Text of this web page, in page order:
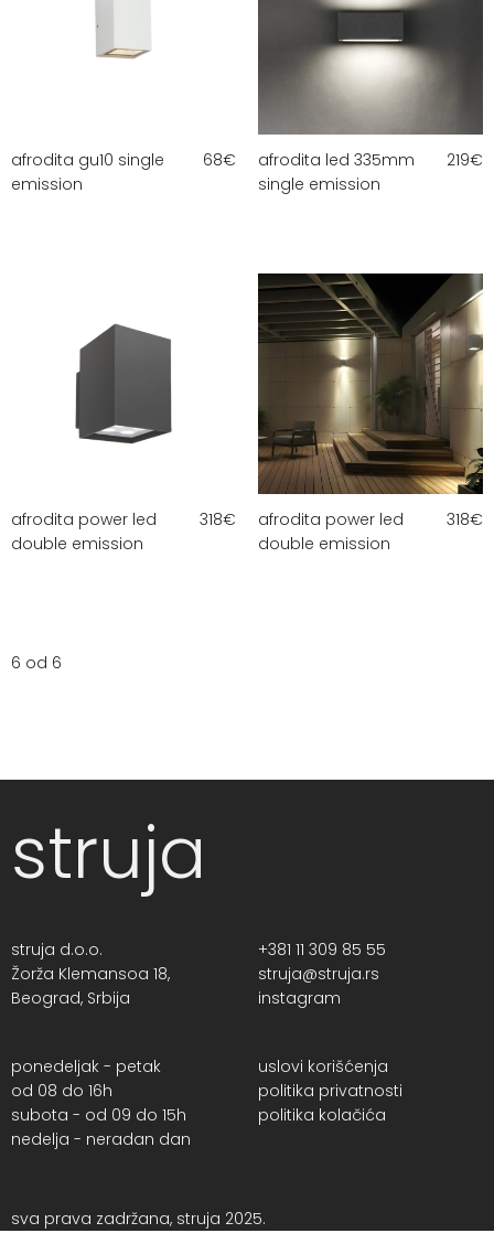
afrodita gu10 single
emission
68€
afrodita led 335mm
single emission
219€
afrodita power led
double emission
318€
afrodita power led
double emission
318€
6 od 6
struja
struja d.o.o.
Žorža Klemansoa 18,
Beograd, Srbija
+381 11 309 85 55
struja@struja.rs
instagram
ponedeljak - petak
od 08 do 16h
subota - od 09 do 15h
nedelja - neradan dan
uslovi korišćenja
politika privatnosti
politika kolačića
sva prava zadržana, struja 2025.